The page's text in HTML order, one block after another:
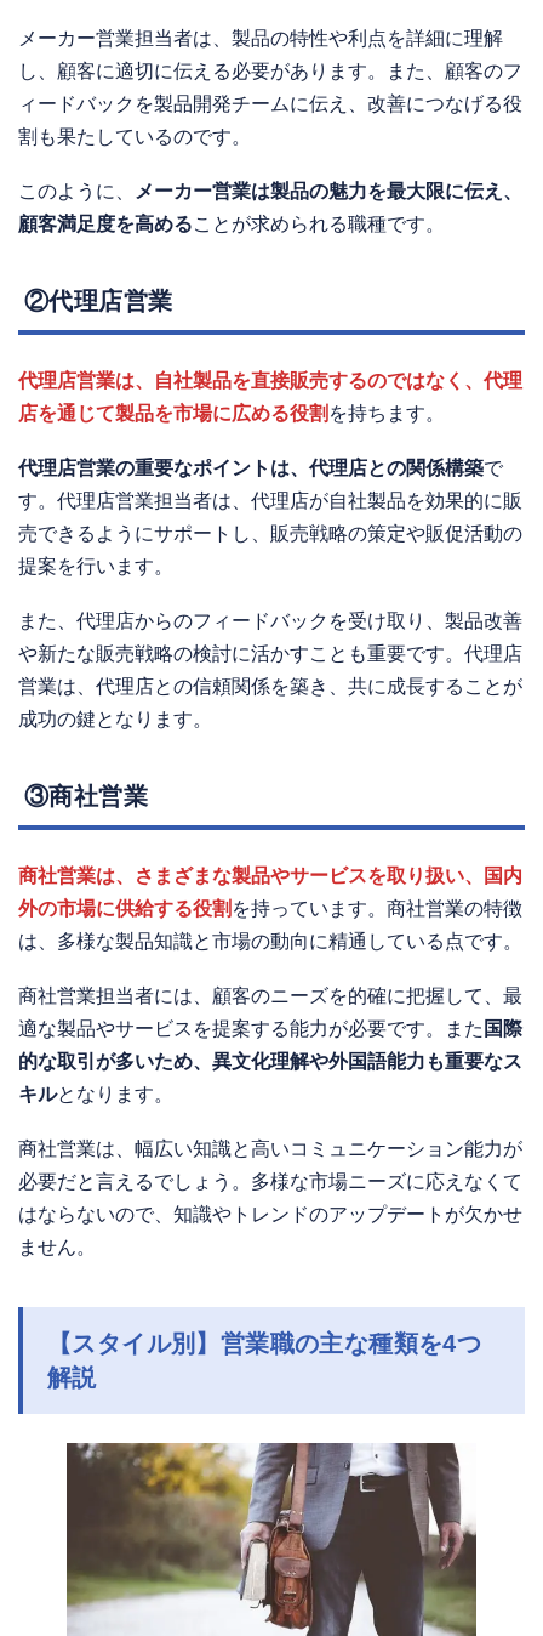
メーカー営業担当者は、製品の特性や利点を詳細に理解
し、顧客に適切に伝える必要があります。また、顧客のフ
ィードバックを製品開発チームに伝え、改善につなげる役
割も果たしているのです。
このように、
メーカー営業は製品の魅力を最大限に伝え、
顧客満足度を高めることが求められる職種です。
②代理店営業
代理店営業は、自社製品を直接販売するのではなく、代理
店を通じて製品を市場に広める役割 を持ちます。
代理店営業の重要なポイントは、代理店との関係構築で
す。代理店営業担当者は、代理店が自社製品を効果的に販
売できるようにサポートし、販売戦略の策定や販促活動の
提案を行います。
また、代理店からのフィードバックを受け取り、製品改善
や新たな販売戦略の検討に活かすことも重要です。代理店
営業は、代理店との信頼関係を築き、共に成長することが
成功の鍵となります。
③商社営業
商社営業は、さまざまな製品やサービスを取り扱い、国内
外の市場に供給する役割 を持っています。商社営業の特徴
は、多様な製品知識と市場の動向に精通している点です。
商社営業担当者には、顧客のニーズを的確に把握して、最
適な製品やサービスを提案する能力が必要です。また 国際
的な取引が多いため、異文化理解や外国語能力も重要なス
キルとなります。
商社営業は、幅広い知識と高いコミュニケーション能力が
必要だと言えるでしょう。多様な市場ニーズに応えなくて
はならないので、知識やトレンドのアップデートが欠かせ
ません。
【スタイル別】営業職の主な種類を4つ
解説